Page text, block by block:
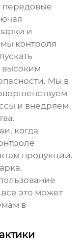
передовые
и
контроля
высоким
Мы в
и внедряем
когда
продукции.
это может
в